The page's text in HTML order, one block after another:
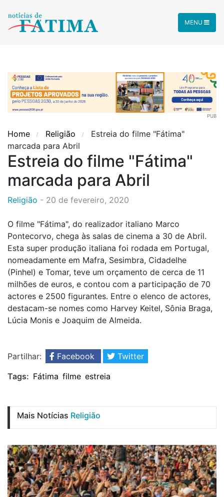
MENU
PUB
Home Religião
Estreia do filme "Fátima"
marcada para Abril
Estreia do filme "Fátima"
marcada para Abril
Religião - 20 de fevereiro, 2020
O filme "Fátima", do realizador italiano Marco
Pontecorvo, chega às salas de cinema a 30 de Abril.
Esta super produção italiana foi rodada em Portugal,
nomeadamente em Mafra, Sesimbra, Cidadelhe
(Pinhel) e Tomar, teve um orçamento de cerca de 11
milhões de euros, e contou com a participação de 70
actores e 2500 figurantes. Entre o elenco de actores,
destacam-se nomes como Harvey Keitel, Sônia Braga,
Lúcia Monis e Joaquim de Almeida.
Partilhar: Facebook
Twitter
Tags: Fátima filme estreia
Mais Notícias Religião